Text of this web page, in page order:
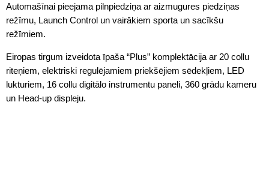
Automašīnai pieejama pilnpiedziņa ar aizmugures piedziņas
režīmu, Launch Control un vairākiem sporta un sacīkšu
režīmiem.
Eiropas tirgum izveidota īpaša “Plus” komplektācija ar 20 collu
riteņiem, elektriski regulējamiem priekšējiem sēdekļiem, LED
lukturiem, 16 collu digitālo instrumentu paneli, 360 grādu kameru
un Head-up displeju.